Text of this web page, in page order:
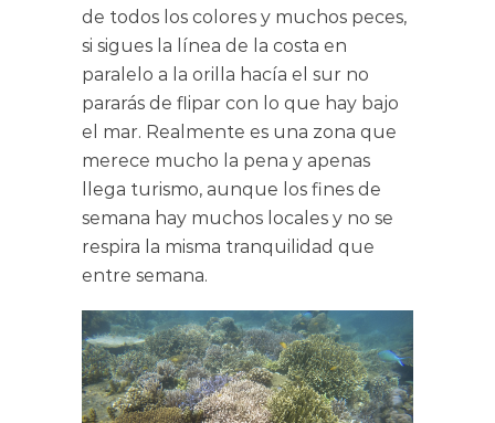
de todos los colores y muchos peces,
si sigues la línea de la costa en
paralelo a la orilla hacía el sur no
pararás de flipar con lo que hay bajo
el mar. Realmente es una zona que
merece mucho la pena y apenas
llega turismo, aunque los fines de
semana hay muchos locales y no se
respira la misma tranquilidad que
entre semana.